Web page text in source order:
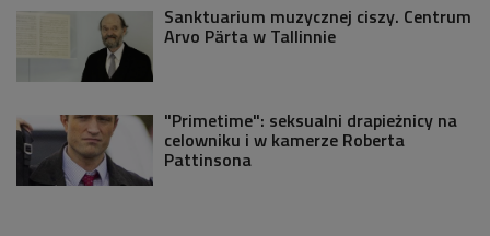
Sanktuarium muzycznej ciszy. Centrum
Arvo Pärta w Tallinnie
"Primetime": seksualni drapieżnicy na
celowniku i w kamerze Roberta
Pattinsona